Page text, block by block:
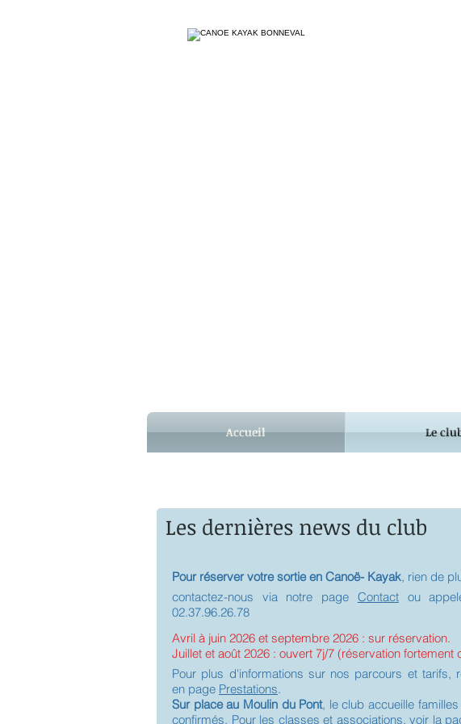
Accueil Le
Les dernières news du club
Pour réserver votre sortie en Canoë- Kayak, rien de
contactez-nous via notre page Contactou
02.37.96.26.78
Avril à juin 2026 et septembre 2026 : sur réservation.
Juillet et août 2026 : ouvert 7j/7 (réservation fortement
Pour plus d'informations sur nos parcours et tarifs,
en page Prestations.
Sur place au Moulin du Pont, le club accueille
confirmés. Pour les classes et associations, voir la